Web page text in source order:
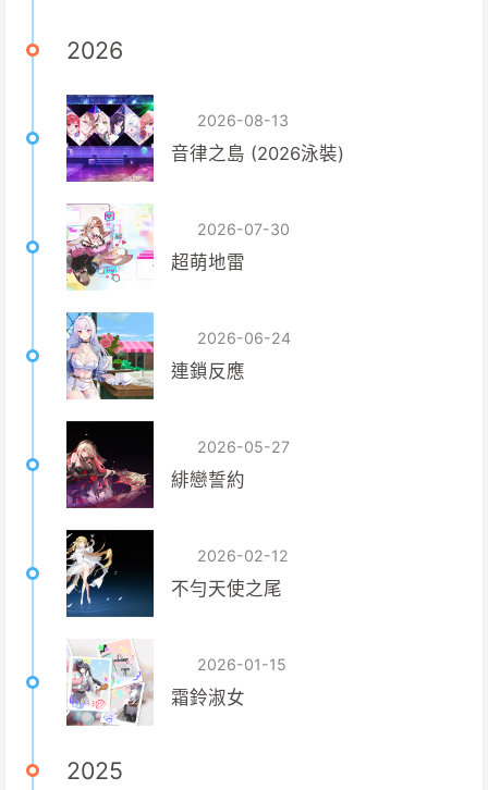
2026
2026-08-13
音律之島 (2026泳裝)
2026-07-30
超萌地雷
2026-06-24
連鎖反應
2026-05-27
緋戀誓約
2026-02-12
不勻天使之尾
2026-01-15
霜鈴淑女
2025